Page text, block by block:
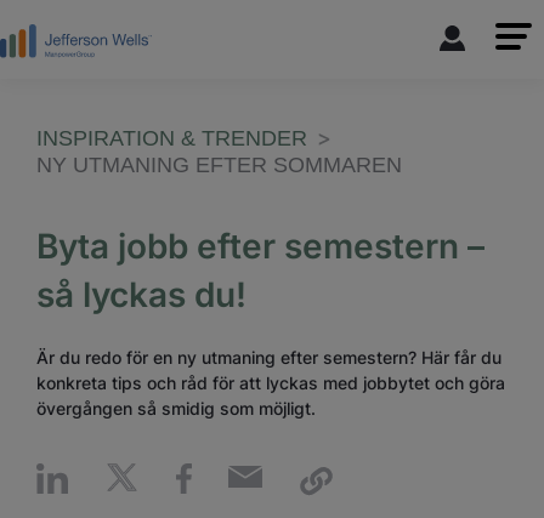
INSPIRATION & TRENDER
NY UTMANING EFTER SOMMAREN
Byta jobb efter semestern –
så lyckas du!
Är du redo för en ny utmaning efter semestern? Här får du
konkreta tips och råd för att lyckas med jobbytet och göra
övergången så smidig som möjligt.